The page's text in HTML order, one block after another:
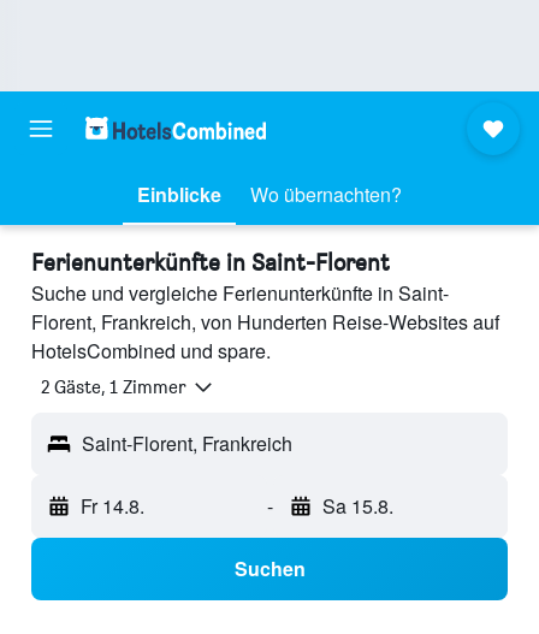
Einblicke Wo übernachten?
Ferienunterkünfte in Saint-Florent
Suche und vergleiche Ferienunterkünfte in Saint-
Florent, Frankreich, von Hunderten Reise-Websites auf
HotelsCombined und spare.
2 Gäste, 1 Zimmer
Saint-Florent, Frankreich
Fr 14.8. - Sa 15.8.
Suchen